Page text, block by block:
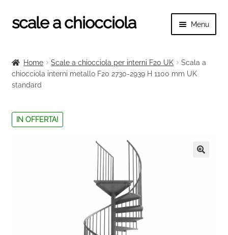
Vai
alla
Vai
al
scale a chiocciola Menu
il
Tutte le scale
Ringhiere e balaustre
menu
Home Scale a chiocciola per interni F20 UK
Scala a
chiocciola interni metallo F20 2730-2939 H 1100 mm UK
standard
IN OFFERTA!